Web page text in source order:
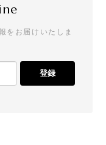
をお届けいたしま
登録